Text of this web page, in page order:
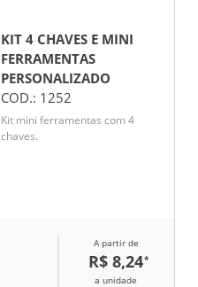
KIT 4 CHAVES E MINI
FERRAMENTAS
PERSONALIZADO
COD.: 1252
Kit mini ferramentas com 4
chaves.
A partir de
R$ 8,24*
a unidade